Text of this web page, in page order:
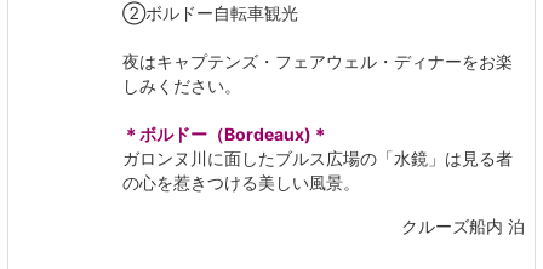
②ボルドー自転車観光
夜はキャプテンズ・フェアウェル・ディナーをお楽
しみください。
＊ボルドー（Bordeaux)＊
ガロンヌ川に面したブルス広場の「水鏡」は見る者
の心を惹きつける美しい風景。
クルーズ船内 泊